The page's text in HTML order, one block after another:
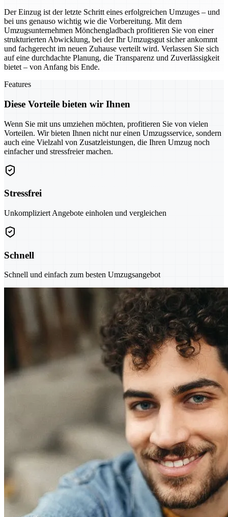
Der Einzug ist der letzte Schritt eines erfolgreichen Umzuges – und
bei uns genauso wichtig wie die Vorbereitung. Mit dem
Umzugsunternehmen Mönchengladbach profitieren Sie von einer
strukturierten Abwicklung, bei der Ihr Umzugsgut sicher ankommt
und fachgerecht im neuen Zuhause verteilt wird. Verlassen Sie sich
auf eine durchdachte Planung, die Transparenz und Zuverlässigkeit
bietet – von Anfang bis Ende.
Features
Diese Vorteile bieten wir Ihnen
Wenn Sie mit uns umziehen möchten, profitieren Sie von vielen
Vorteilen. Wir bieten Ihnen nicht nur einen Umzugsservice, sondern
auch eine Vielzahl von Zusatzleistungen, die Ihren Umzug noch
einfacher und stressfreier machen.
Stressfrei
Unkompliziert Angebote einholen und vergleichen
Schnell
Schnell und einfach zum besten Umzugsangebot